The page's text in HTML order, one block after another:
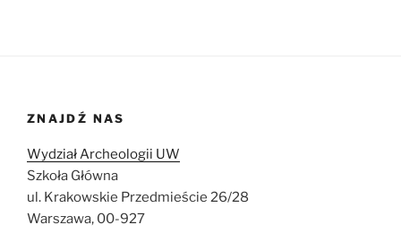
ZNAJDŹ NAS
Wydział Archeologii UW
Szkoła Główna
ul. Krakowskie Przedmieście 26/28
Warszawa, 00-927